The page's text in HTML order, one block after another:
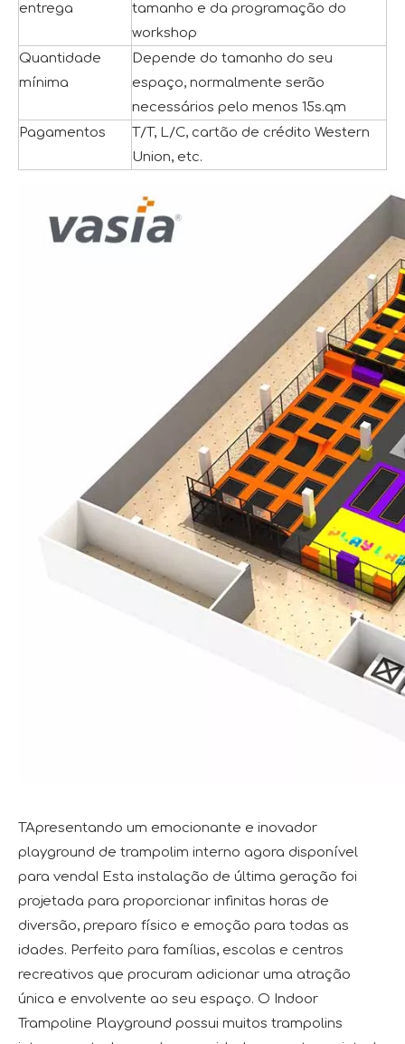
entrega
tamanho e da programação do
workshop
Quantidade
mínima
Depende do tamanho do seu
espaço, normalmente serão
necessários pelo menos 15s.qm
Pagamentos
T/T, L/C, cartão de crédito Western
Union, etc.
TApresentando um emocionante e inovador
playground de trampolim interno agora disponível
para venda! Esta instalação de última geração foi
projetada para proporcionar infinitas horas de
diversão, preparo físico e emoção para todas as
idades. Perfeito para famílias, escolas e centros
recreativos que procuram adicionar uma atração
única e envolvente ao seu espaço. O Indoor
Trampoline Playground possui muitos trampolins